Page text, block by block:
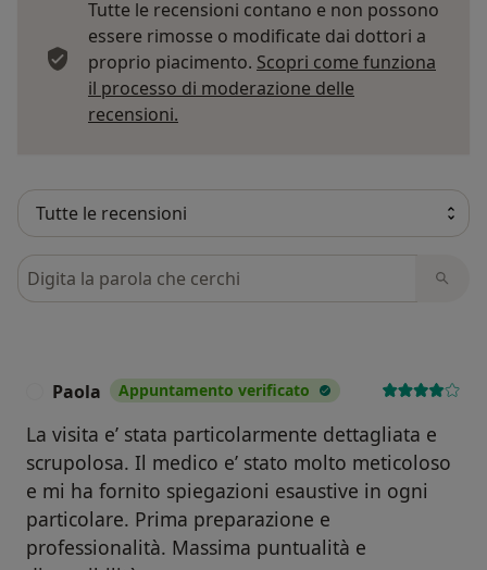
Tutte le recensioni contano e non possono
essere rimosse o modificate dai dottori a
proprio piacimento. Scopri come funziona
il processo di moderazione delle
recensioni.
Cerca nelle recensioni
Paola Appuntamento verificato
La visita e’ stata particolarmente dettagliata e
scrupolosa. Il medico e’ stato molto meticoloso
e mi ha fornito spiegazioni esaustive in ogni
particolare. Prima preparazione e
professionalità. Massima puntualità e